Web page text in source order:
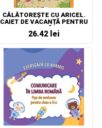
CĂLĂTOREȘTE CU ARICEL.
CAIET DE VACANȚĂ PENTRU
CLASA PREGĂTITOARE
26.42 lei